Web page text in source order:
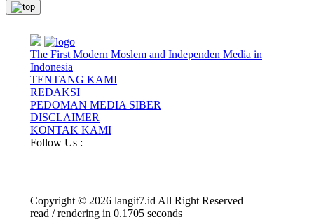
The First Modern Moslem and Independen Media in
Indonesia
TENTANG KAMI
REDAKSI
PEDOMAN MEDIA SIBER
DISCLAIMER
KONTAK KAMI
Follow Us :
Copyright © 2026 langit7.id All Right Reserved
read / rendering in 0.1705 seconds